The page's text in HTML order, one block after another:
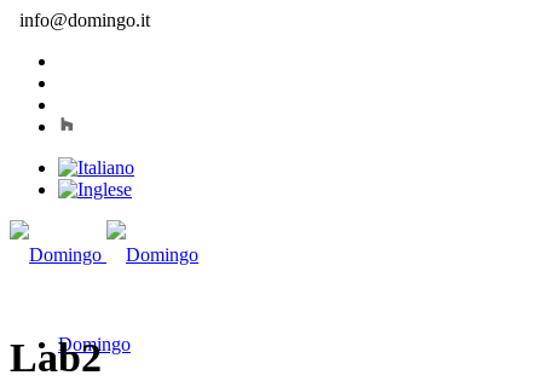
info@domingo.it
Domingo
Lab2